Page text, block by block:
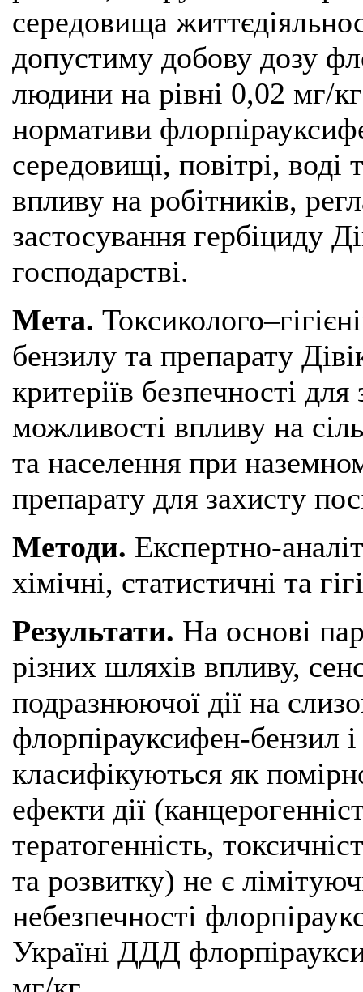
середовища
допустиму добову дозу
людини на рівні 0,02 мг/
нормативи
середовищі, повітрі, воді
впливу на робітників,
застосування гербіциду
господарстві.
Мета.
бензилу та препарату
критеріїв безпечності
можливості впливу на
та населення при
препарату для захисту
Методи. Експертно-
хімічні, статистичні та
Результати. На основі
різних шляхів впливу,
подразнюючої дії на
флорпірауксифен-бензил
класифікуються як
ефекти дії
тератогенність,
та розвитку) не є
небезпечності
Україні ДДД